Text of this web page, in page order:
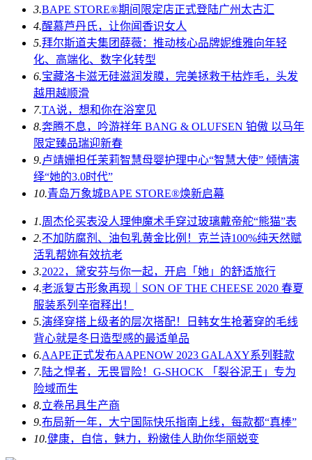
3.BAPE STORE®期间限定店正式登陆广州太古汇
4.醒慕芦丹氏，让你闻香识女人
5.拜尔斯道夫集团薛薇：推动核心品牌妮维雅向年轻
化、高端化、数字化转型
6.宝藏洛卡滋无硅滋润发膜，完美拯救干枯炸毛，头发
越用越顺滑
7.TA说，想和你在浴室见
8.奔腾不息，吟游祥年 BANG & OLUFSEN 铂傲 以马年
限定臻品瑞迎新春
9.卢靖姗担任茉莉智慧母婴护理中心“智慧大使” 倾情演
绎“她的3.0时代”
10.青岛万象城BAPE STORE®焕新启幕
1.周杰伦买表没人理伸魔术手穿过玻璃戴帝舵“熊猫”表
2.不加防腐剂、油包乳黄金比例！克兰诗100%纯天然赋
活乳帮妳有效抗老
3.2022，黛安芬与你一起，开启「她」的舒适旅行
4.老派复古形象再现｜SON OF THE CHEESE 2020 春夏
服装系列辛宿释出！
5.演绎穿搭上级者的层次搭配！日韩女生抢著穿的毛线
背心就是冬日造型感的最适单品
6.AAPE正式发布AAPENOW 2023 GALAXY系列鞋款
7.陆之悍者，无畏冒险！G-SHOCK 「裂谷泥王」专为
险域而生
8.立卷吊具生产商
9.布局新一年，大宁国际快乐指南上线，每款都“真棒”
10.健康，自信，魅力，粉嫩佳人助你华丽蜕变